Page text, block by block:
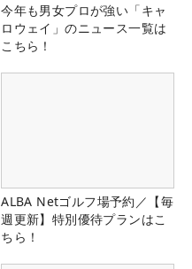
今年も男女プロが強い「キャ
ロウェイ」のニュース一覧は
こちら！
ALBA Netゴルフ場予約／【毎
週更新】特別優待プランはこ
ちら！